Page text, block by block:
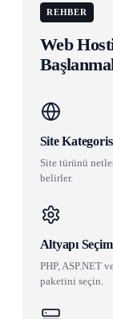
REHBER
Web
Site
Site türünü
belirler.
Altyapı
PHP, ASP.NET
paketini seçin.